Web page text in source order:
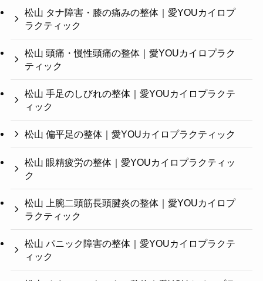
松山 タナ障害・膝の痛みの整体｜愛YOUカイロプ
ラクティック
松山 頭痛・慢性頭痛の整体｜愛YOUカイロプラク
ティック
松山 手足のしびれの整体｜愛YOUカイロプラクテ
ィック
松山 偏平足の整体｜愛YOUカイロプラクティック
松山 眼精疲労の整体｜愛YOUカイロプラクティッ
ク
松山 上腕二頭筋長頭腱炎の整体｜愛YOUカイロプ
ラクティック
松山 パニック障害の整体｜愛YOUカイロプラクテ
ィック